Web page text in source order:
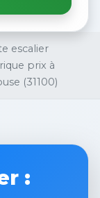
escalier
prix à
(31100)
: